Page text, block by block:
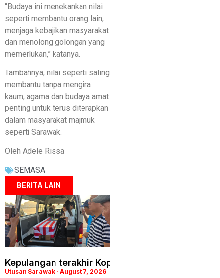
“Budaya ini menekankan nilai
seperti membantu orang lain,
menjaga kebajikan masyarakat
dan menolong golongan yang
memerlukan,” katanya.
Tambahnya, nilai seperti saling
membantu tanpa mengira
kaum, agama dan budaya amat
penting untuk terus diterapkan
dalam masyarakat majmuk
seperti Sarawak.
Oleh Adele Rissa
SEMASA
BERITA LAIN
Kepulangan terakhir Koperal Chiu, keluarga
Utusan Sarawak August 7, 2026